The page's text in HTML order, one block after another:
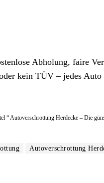
Abholung, faire
kein TÜV – jedes
Autoverschrottung Herdecke – Die
Autoverschrottung